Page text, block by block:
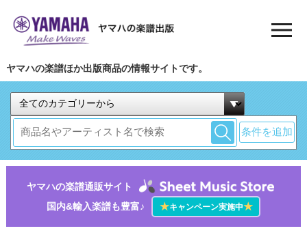
ヤマハの楽譜ほか出版商品の情報サイトです。
条件を追加
ヤマハの楽譜通販サイト
国内&輸入楽譜も豊富♪
★キャンペーン実施中★